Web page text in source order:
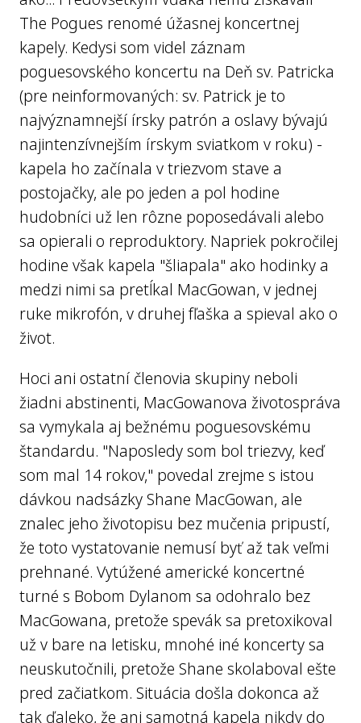
The Pogues renomé úžasnej koncertnej
kapely. Kedysi som videl záznam
poguesovského koncertu na Deň sv. Patricka
(pre neinformovaných: sv. Patrick je to
najvýznamnejší írsky patrón a oslavy bývajú
najintenzívnejším írskym sviatkom v roku) -
kapela ho začínala v triezvom stave a
postojačky, ale po jeden a pol hodine
hudobníci už len rôzne poposedávali alebo
sa opierali o reproduktory. Napriek pokročilej
hodine však kapela "šliapala" ako hodinky a
medzi nimi sa pretĺkal MacGowan, v jednej
ruke mikrofón, v druhej fľaška a spieval ako o
život.
Hoci ani ostatní členovia skupiny neboli
žiadni abstinenti, MacGowanova životospráva
sa vymykala aj bežnému poguesovskému
štandardu. "Naposledy som bol triezvy, keď
som mal 14 rokov," povedal zrejme s istou
dávkou nadsázky Shane MacGowan, ale
znalec jeho životopisu bez mučenia pripustí,
že toto vystatovanie nemusí byť až tak veľmi
prehnané. Vytúžené americké koncertné
turné s Bobom Dylanom sa odohralo bez
MacGowana, pretože spevák sa pretoxikoval
už v bare na letisku, mnohé iné koncerty sa
neuskutočnili, pretože Shane skolaboval ešte
pred začiatkom. Situácia došla dokonca až
tak ďaleko, že ani samotná kapela nikdy do